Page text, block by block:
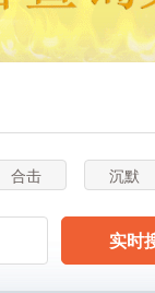
合击 沉默
实时